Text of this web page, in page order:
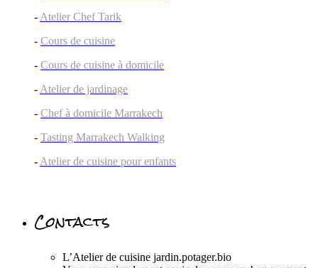
- Atelier Chef Tarik
- Cours de cuisine
- Cours de cuisine à domicile
- Atelier de jardinage
- Chef à domicile Marrakech
- Tasting Marrakech Walking
- Atelier de cuisine pour enfants
Contacts
L’Atelier de cuisine jardin.potager.bio